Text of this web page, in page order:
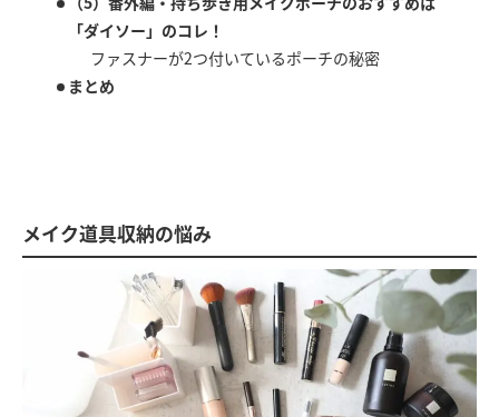
「ダイソー」のコレ！
ファスナーが2つ付いているポーチの秘密
まとめ
メイク道具収納の悩み